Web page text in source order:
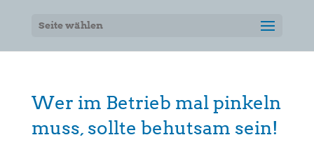
Seite wählen
Wer im Betrieb mal pinkeln
muss, sollte behutsam sein!